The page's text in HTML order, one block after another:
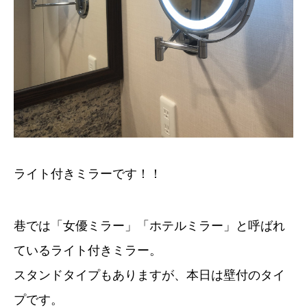
ライト付きミラーです！！
巷では「女優ミラー」「ホテルミラー」と呼ばれ
ているライト付きミラー。
スタンドタイプもありますが、本日は壁付のタイ
プです。